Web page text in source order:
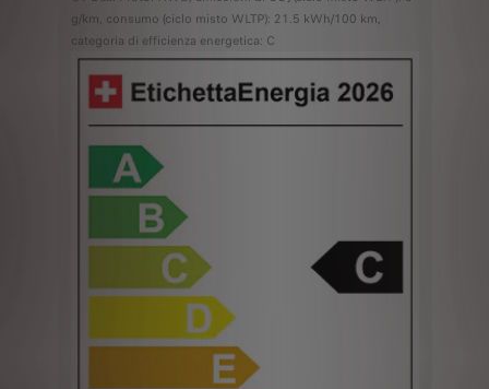
g/km, consumo (ciclo misto WLTP): 21.5 kWh/100 km,
categoria di efficienza energetica: C